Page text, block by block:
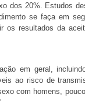
dos 20%. Estudos
se faça em
resultados da
em geral,
ao risco de
com homens,